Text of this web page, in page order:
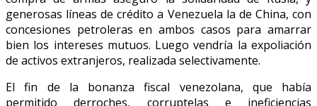
generosas líneas de crédito a Venezuela la de China, con
concesiones petroleras en ambos casos para amarrar
bien los intereses mutuos. Luego vendría la expoliación
de activos extranjeros, realizada selectivamente.
El fin de la bonanza fiscal venezolana, que había
permitido derroches, corruptelas e ineficiencias